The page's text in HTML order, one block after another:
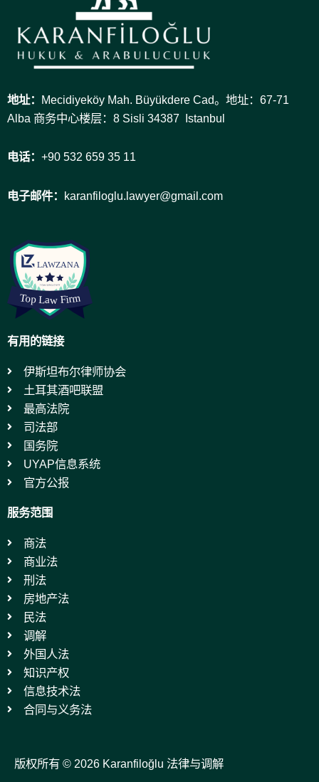
地址： Mecidiyeköy Mah. Büyükdere Cad。地址：67-71
Alba 商务中心楼层：8 Sisli 34387 Istanbul
电话： +90 532 659 35 11
电子邮件： karanfiloglu.lawyer@gmail.com
有用的链接
伊斯坦布尔律师协会
土耳其酒吧联盟
最高法院
司法部
国务院
UYAP信息系统
官方公报
服务范围
商法
商业法
刑法
房地产法
民法
调解
外国人法
知识产权
信息技术法
合同与义务法
版权所有 © 2026 Karanfiloğlu 法律与调解